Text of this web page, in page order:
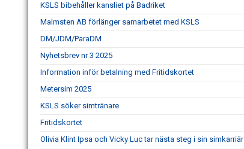
KSLS bibehåller kansliet på Badriket
Malmsten AB förlänger samarbetet med KSLS
DM/JDM/ParaDM
Nyhetsbrev nr 3 2025
Information inför betalning med Fritidskortet
Metersim 2025
KSLS söker simtränare
Fritidskortet
Olivia Klint Ipsa och Vicky Luc tar nästa steg i sin simkarriär